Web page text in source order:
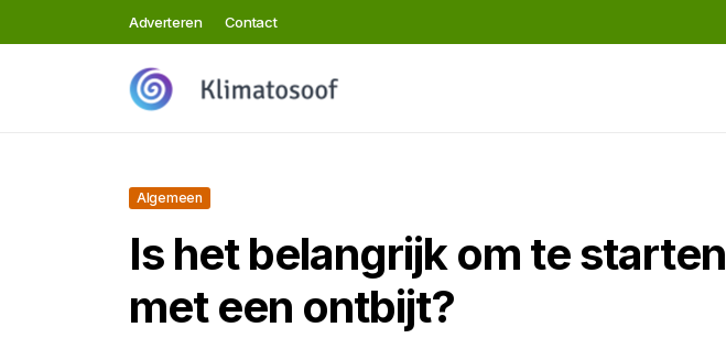
Adverteren Contact
Algemeen
Is het belangrijk om te starten
met een ontbijt?